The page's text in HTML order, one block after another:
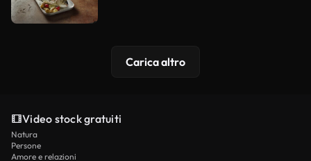
Carica altro
Video stock gratuiti
Natura
Persone
Amore e relazioni